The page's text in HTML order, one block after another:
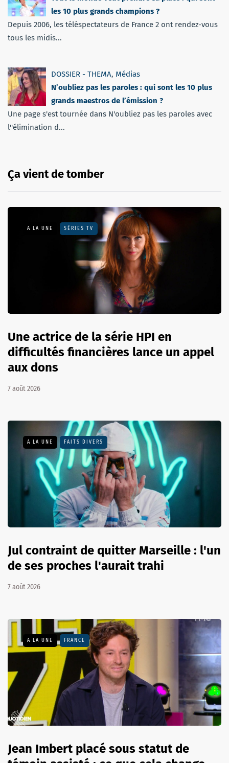
les 10 plus grands champions ?
Depuis 2006, les téléspectateurs de France 2 ont rendez-vous
tous les midis...
DOSSIER - THEMA, Médias
N’oubliez pas les paroles : qui sont les 10 plus
grands maestros de l’émission ?
Une page s'est tournée dans N'oubliez pas les paroles avec
l''élimination d...
Ça vient de tomber
A LA UNE SÉRIES TV
Une actrice de la série HPI en
difficultés financières lance un appel
aux dons
7 août 2026
A LA UNE FAITS DIVERS
Jul contraint de quitter Marseille : l'un
de ses proches l'aurait trahi
7 août 2026
A LA UNE FRANCE
Jean Imbert placé sous statut de